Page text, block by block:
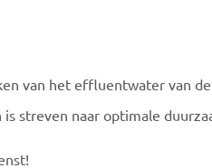
van het effluentwater van
streven naar optimale